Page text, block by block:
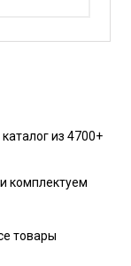
из 4700+
и комплектуем
товары